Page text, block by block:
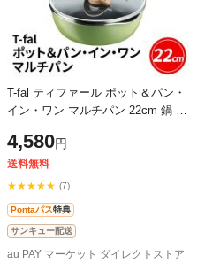
T-fal ティファール ポット＆パン・
イン・ワン マルチパン 22cm 鍋 フ
4,580円
送料無料
★★★★★ (7)
Pontaパス特典
サンキュー配送
au PAY マーケット ダイレクトストア